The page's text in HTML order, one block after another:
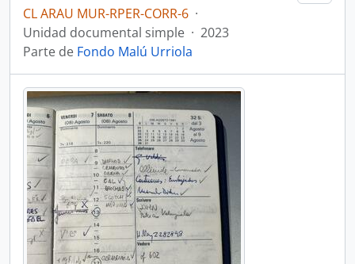
CL ARAU MUR-RPER-CORR-6 ·
Unidad documental simple · 2023
Parte de Fondo Malú Urriola